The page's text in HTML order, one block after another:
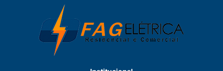
Eletricista Residencial
Eletricista Residencial E Predial
Eletricistas de Manutenção
Empresa de Instalações Elétricas
Empresa de Manutenção Eletrica
Empresa de Prestação de Serviços Eletricos